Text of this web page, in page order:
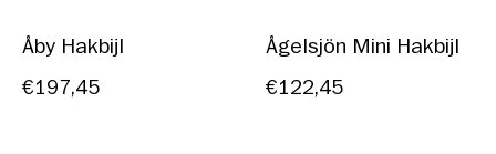
Åby Hakbijl
€197,45
Ågelsjön Mini Hakbijl
€122,45